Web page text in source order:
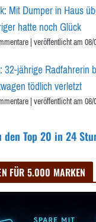
Mit Dumper in Haus
hatte noch Glück
|veröffentlicht am 08/
32-jährige Radfahrerin
tödlich verletzt
|veröffentlicht am 08/
den Top 20 in 24
FÜR 5.000 MARKEN